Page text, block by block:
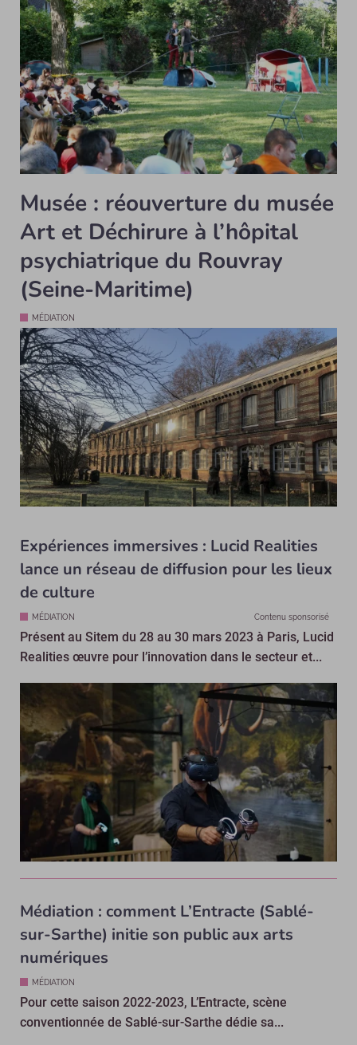
Musée : réouverture du musée
Art et Déchirure à l’hôpital
psychiatrique du Rouvray
(Seine-Maritime)
MÉDIATION
Expériences immersives : Lucid Realities
lance un réseau de diffusion pour les lieux
de culture
MÉDIATION Contenu sponsorisé
Présent au Sitem du 28 au 30 mars 2023 à Paris, Lucid
Realities œuvre pour l’innovation dans le secteur et...
Médiation : comment L’Entracte (Sablé-
sur-Sarthe) initie son public aux arts
numériques
MÉDIATION
Pour cette saison 2022-2023, L’Entracte, scène
conventionnée de Sablé-sur-Sarthe dédie sa...